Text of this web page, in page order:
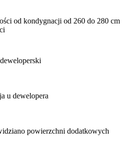
od kondygnacji od 260 do 280 cm
u dewelopera
powierzchni dodatkowych